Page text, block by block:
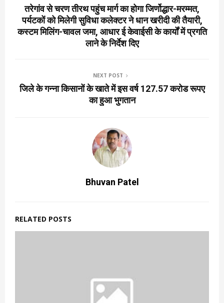
तरेगांव से चरण तीरथ पहुंच मार्ग का होगा जिर्णोद्धार-मरम्मत,
पर्यटकों को मिलेगी सुविधा कलेक्टर ने धान खरीदी की तैयारी,
कस्टम मिलिंग-चावल जमा, आधार ई केवाईसी के कार्यों में प्रगति
लाने के निर्देश दिए
NEXT POST
जिले के गन्ना किसानों के खाते में इस वर्ष 127.57 करोड रूपए
का हुआ भुगतान
Bhuvan Patel
RELATED POSTS